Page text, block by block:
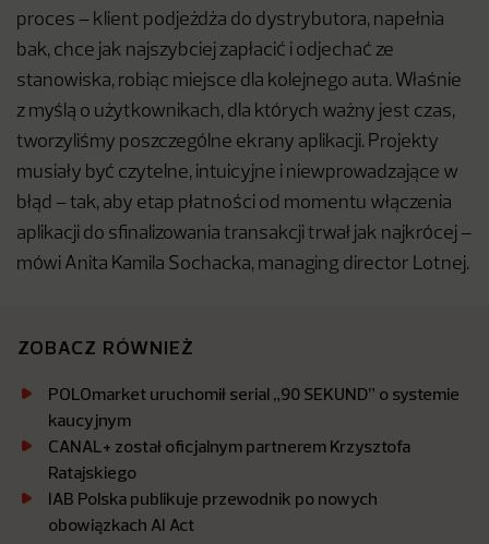
proces – klient podjeżdża do dystrybutora, napełnia
bak, chce jak najszybciej zapłacić i odjechać ze
stanowiska, robiąc miejsce dla kolejnego auta. Właśnie
z myślą o użytkownikach, dla których ważny jest czas,
tworzyliśmy poszczególne ekrany aplikacji. Projekty
musiały być czytelne, intuicyjne i niewprowadzające w
błąd – tak, aby etap płatności od momentu włączenia
aplikacji do sfinalizowania transakcji trwał jak najkrócej –
mówi Anita Kamila Sochacka, managing director Lotnej.
ZOBACZ RÓWNIEŻ
POLOmarket uruchomił serial „90 SEKUND” o systemie
kaucyjnym
CANAL+ został oficjalnym partnerem Krzysztofa
Ratajskiego
IAB Polska publikuje przewodnik po nowych
obowiązkach AI Act